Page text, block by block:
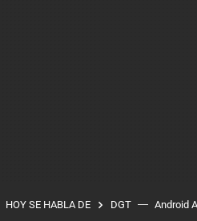
HOY SE HABLA DE DGT Android